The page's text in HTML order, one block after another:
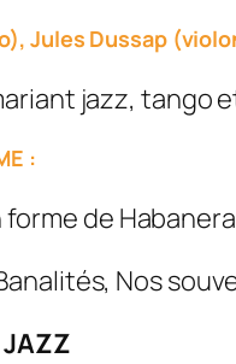
Jules Dussap
jazz, tango
:
de Habanera
Nos
JAZZ